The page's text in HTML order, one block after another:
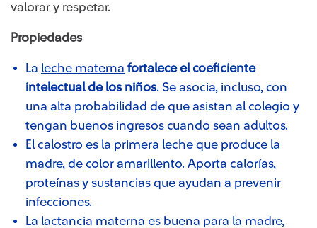
valorar y respetar.
Propiedades
La leche materna fortalece el coeficiente
intelectual de los niños. Se asocia, incluso, con
una alta probabilidad de que asistan al colegio y
tengan buenos ingresos cuando sean adultos.
El calostro es la primera leche que produce la
madre, de color amarillento. Aporta calorías,
proteínas y sustancias que ayudan a prevenir
infecciones.
La lactancia materna es buena para la madre,